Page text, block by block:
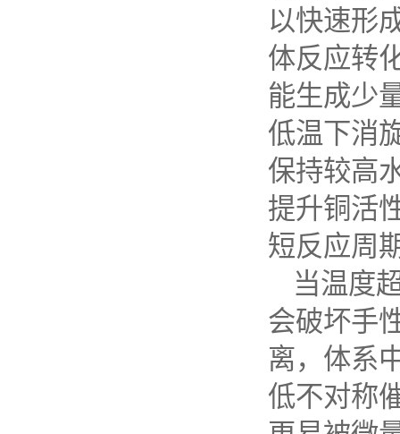
以快速形
体反应转
能生成少
低温下消
保持较高
提升铜活
短反应周
当温度
会破坏手
离，体系
低不对称